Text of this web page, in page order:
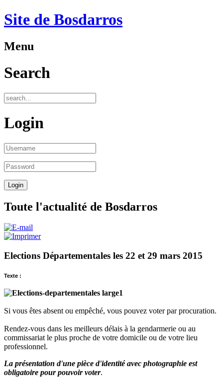
Site de Bosdarros
Menu
Search
Login
Toute l'actualité de Bosdarros
Elections Départementales les 22 et 29 mars 2015
Texte :
Si vous êtes absent ou empêché, vous pouvez voter par procuration.
Rendez-vous dans les meilleurs délais à la gendarmerie ou au
commissariat le plus proche de votre domicile ou de votre lieu
professionnel.
La présentation d'une pièce d'identité avec photographie est
obligatoire pour pouvoir voter.